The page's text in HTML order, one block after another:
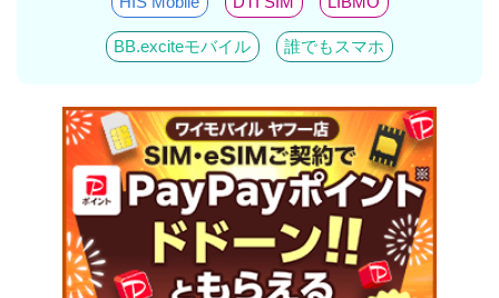
BB.exciteモバイル 誰でもスマホ